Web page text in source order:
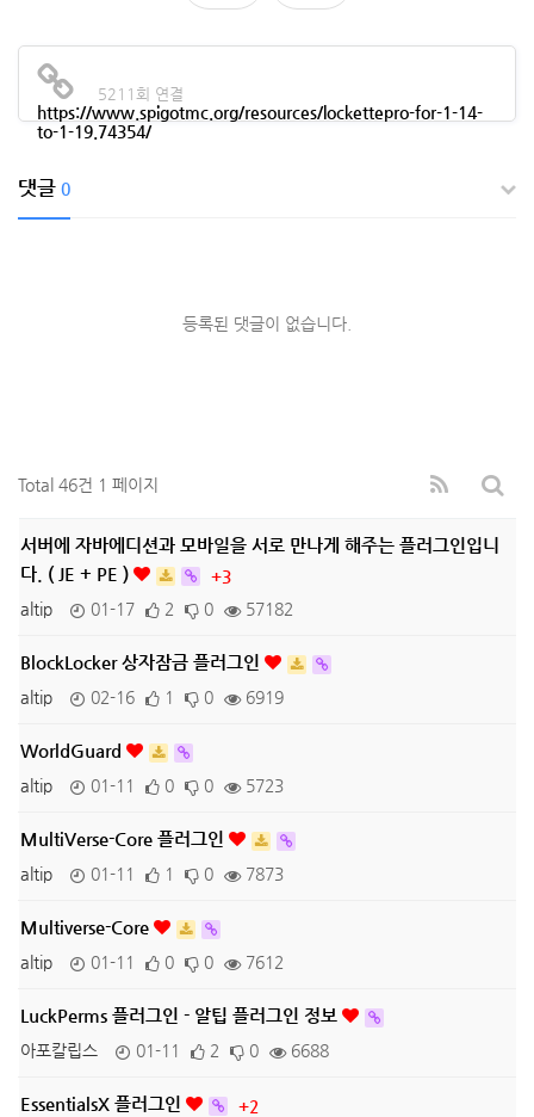
https://www.spigotmc.org/resources/lockettepro-for-1-14-
to-1-19.74354/
5211회 연결
댓글 0
등록된 댓글이 없습니다.
Total 46건 1 페이지
서버에 자바에디션과 모바일을 서로 만나게 해주는 플러그인입니
다. ( JE + PE )
+3
altip
01-17 2 0 57182
BlockLocker 상자잠금 플러그인
altip 02-16 1 0 6919
WorldGuard
altip 01-11 0 0 5723
MultiVerse-Core 플러그인
altip 01-11 1 0 7873
Multiverse-Core
altip 01-11 0 0 7612
LuckPerms 플러그인 - 알팁 플러그인 정보
아포칼립스 01-11 2 0 6688
EssentialsX 플러그인
+2